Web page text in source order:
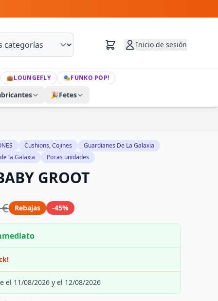
Inicio de sesión
👜LOUNGEFLY 🎭FUNKO POP!
🎉Fetes
Cushions, Cojines
Guardianes De La Galaxia
la Galaxia Pocas unidades
GROOT
Rebajas -45%
el 11/08/2026 y el 12/08/2026